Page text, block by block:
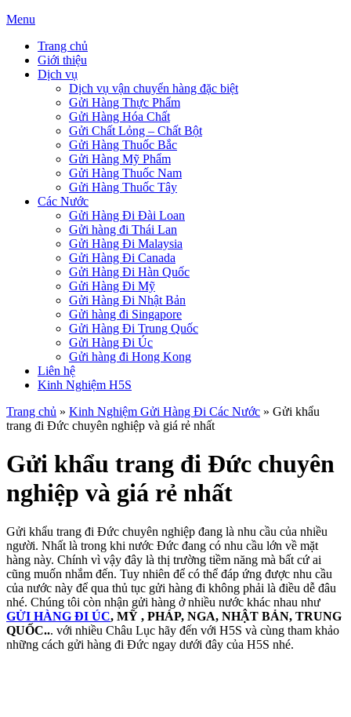
Menu
Trang chủ
Giới thiệu
Dịch vụ
Dịch vụ vận chuyển hàng đặc biệt
Gửi Hàng Thực Phẩm
Gửi Hàng Hóa Chất
Gửi Chất Lỏng – Chất Bột
Gửi Hàng Thuốc Bắc
Gửi Hàng Mỹ Phẩm
Gửi Hàng Thuốc Nam
Gửi Hàng Thuốc Tây
Các Nước
Gửi Hàng Đi Đài Loan
Gửi hàng đi Thái Lan
Gửi Hàng Đi Malaysia
Gửi Hàng Đi Canada
Gửi Hàng Đi Hàn Quốc
Gửi Hàng Đi Mỹ
Gửi Hàng Đi Nhật Bản
Gửi hàng đi Singapore
Gửi Hàng Đi Trung Quốc
Gửi Hàng Đi Úc
Gửi hàng đi Hong Kong
Liên hệ
Kinh Nghiệm H5S
Trang chủ » Kinh Nghiệm Gửi Hàng Đi Các Nước » Gửi khẩu
trang đi Đức chuyên nghiệp và giá rẻ nhất
Gửi khẩu trang đi Đức chuyên
nghiệp và giá rẻ nhất
Gửi khẩu trang đi Đức chuyên nghiệp đang là nhu cầu của nhiều
người. Nhất là trong khi nước Đức đang có nhu cầu lớn về mặt
hàng này. Chính vì vậy đây là thị trường tiềm năng mà bất cứ ai
cũng muốn nhắm đến. Tuy nhiên để có thể đáp ứng được nhu cầu
của nước này để qua thủ tục gửi hàng đi không phải là điều dễ đâu
nhé. Chúng tôi còn nhận gửi hàng ở nhiều nước khác nhau như
GỬI HÀNG ĐI ÚC, MỸ , PHÁP, NGA, NHẬT BẢN, TRUNG
QUỐC... với nhiều Châu Lục hãy đến với H5S và cùng tham khảo
những cách gửi hàng đi Đức ngay dưới đây của H5S nhé.